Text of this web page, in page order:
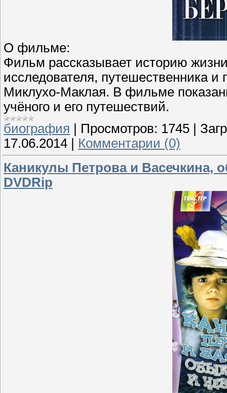
О фильме:
Фильм рассказывает историю
исследователя, путешественника
Миклухо-Маклая. В фильме
учёного и его путешествий.
биография
Просмотров: 1745
17.06.2014
Комментарии (0)
Каникулы Петрова и Васечкина,
DVDRip